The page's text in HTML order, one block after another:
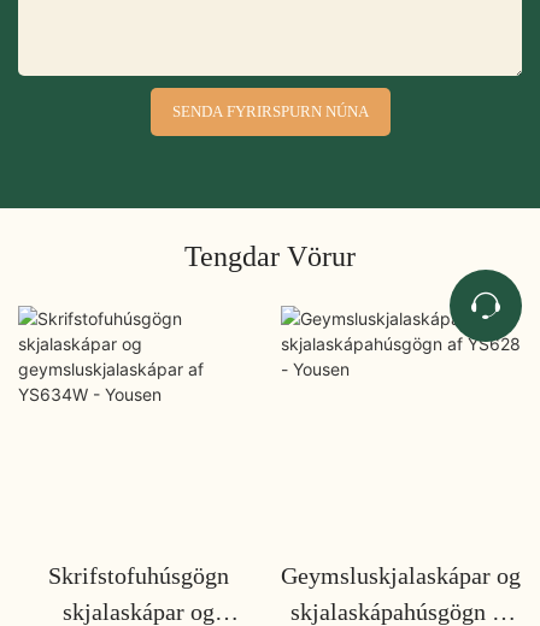
SENDA FYRIRSPURN NÚNA
Tengdar Vörur
Skrifstofuhúsgögn
skjalaskápar og
Geymsluskjalaskápar og
skjalaskápahúsgögn af